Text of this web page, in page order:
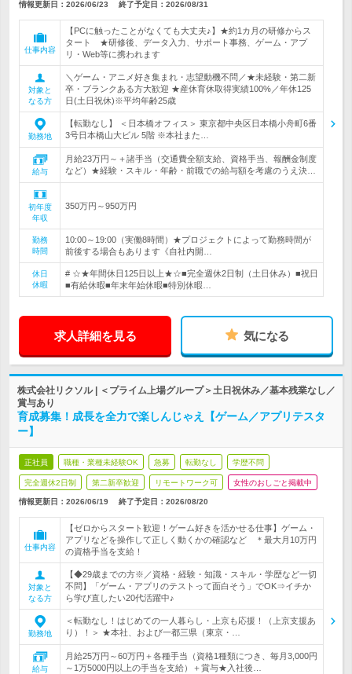
情報更新日：2026/06/23 終了予定日： 2026/08/31
仕事内容
【PCに触ったことがなくても大丈夫♪】★約1カ月の研修からス
タート ★研修後、データ入力、サポート事務、ゲーム・アプ
リ・Web等に携われます
対象と
なる方
＼ゲーム・アニメ好き集まれ・志望動機不問／★未経験・第二新
卒・ブランクある方大歓迎 ★産休育休取得実績100%／年休125
日(土日祝休)※平均年齢25歳
勤務地
【転勤なし】 ＜日本橋オフィス＞ 東京都中央区日本橋小舟町6番
3号日本橋山大ビル 5階 ※本社また…
給与
月給23万円～＋諸手当（交通費全額支給、資格手当、報酬金制度
など）★経験・スキル・年齢・前職での給与額を考慮のうえ決…
初年度
年収
350万円～950万円
勤務
時間
10:00～19:00（実働8時間）★プロジェクトによって勤務時間が
前後する場合もあります《自社内開…
休日
休暇
# ☆★年間休日125日以上★☆■完全週休2日制（土日休み）■祝日
■有給休暇■年末年始休暇■特別休暇…
求人詳細を見る 気になる
株式会社リクソル | ＜プライム上場グループ＞土日祝休み／基本残業なし／
賞与あり
育成募集！成長を全力で楽しんじゃえ【ゲーム／アプリテスタ
ー】
正社員 職種・業種未経験OK 急募 転勤なし 学歴不問
完全週休2日制 第二新卒歓迎 リモートワーク可 女性のおしごと掲載中
情報更新日：2026/06/19 終了予定日： 2026/08/20
仕事内容
【ゼロからスタート歓迎！ゲーム好きを活かせる仕事】ゲーム・
アプリなどを操作して正しく動くかの確認など ＊最大月10万円
の資格手当を支給！
対象と
なる方
【◆29歳までの方※／資格・経験・知識・スキル・学歴など一切
不問】「ゲーム・アプリのテストって面白そう」でOK⇒イチか
ら学び直したい20代活躍中♪
勤務地
＜転勤なし！はじめての一人暮らし・上京も応援！（上京支援あ
り）！＞ ★本社、および一都三県（東京・…
給与
月給25万円～60万円＋各種手当（資格1種類につき、毎月3,000円
～1万5000円以上の手当を支給）＋賞与★入社後…